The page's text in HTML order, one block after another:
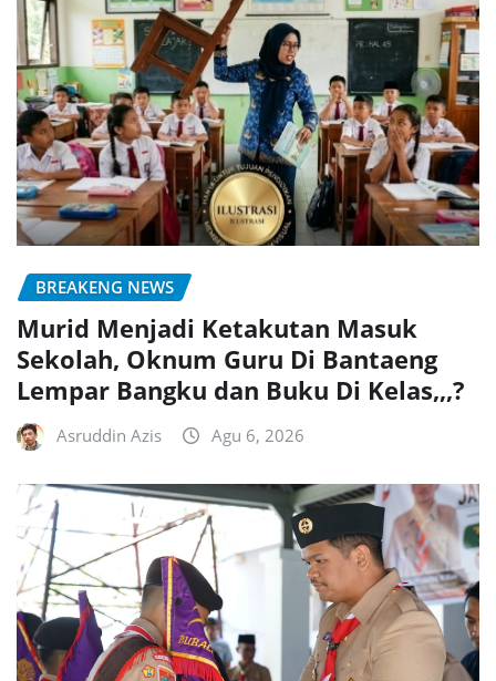
BREAKENG NEWS
Murid Menjadi Ketakutan Masuk
Sekolah, Oknum Guru Di Bantaeng
Lempar Bangku dan Buku Di Kelas,,,?
Asruddin Azis Agu 6, 2026